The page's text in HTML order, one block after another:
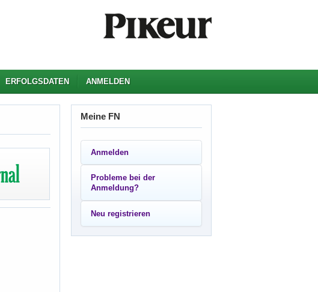
ERFOLGSDATEN ANMELDEN
Meine FN
Anmelden
Probleme bei der
Anmeldung?
Neu registrieren